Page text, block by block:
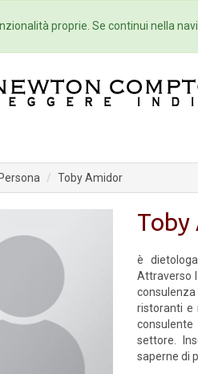
Home Autori
Persona Toby Amidor
Toby
è
Attraverso
ristoranti e
settore.
saperne di
proprie. Se continui nella